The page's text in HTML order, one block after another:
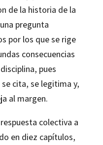
de la historia de la
pregunta
por los que se rige
consecuencias
pues
cita, se legitima y,
al margen.
colectiva a
en diez capítulos,